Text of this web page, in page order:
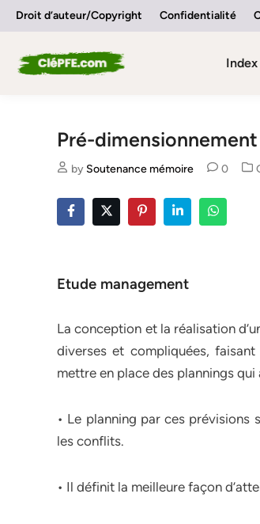
SkipDroit d’auteur/Copyright Confidentialité
Index
Pré-
by Soutenance mémoire 0
Etude management
La conception et la réalisation
diverses et compliquées,
mettre en place des plannings
• Le planning par ces prévisions
les conflits.
• Il définit la meilleure façon